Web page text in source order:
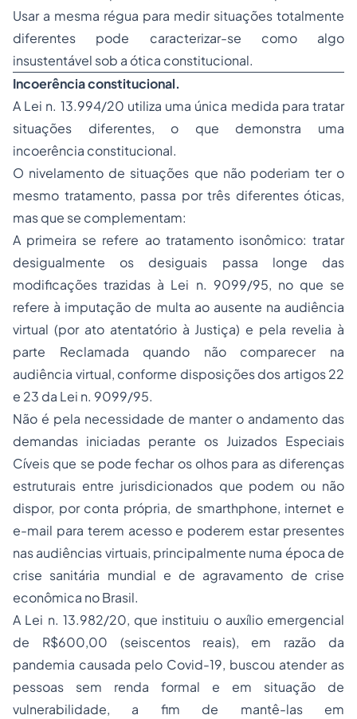
Usar a mesma régua para medir situações totalmente
diferentes pode caracterizar-se como algo
insustentável sob a ótica constitucional.
Incoerência constitucional.
A Lei n. 13.994/20 utiliza uma única medida para tratar
situações diferentes, o que demonstra uma
incoerência constitucional.
O nivelamento de situações que não poderiam ter o
mesmo tratamento, passa por três diferentes óticas,
mas que se complementam:
A primeira se refere ao tratamento isonômico: tratar
desigualmente os desiguais passa longe das
modificações trazidas à Lei n. 9099/95, no que se
refere à imputação de multa ao ausente na audiência
virtual (por ato atentatório à Justiça) e pela revelia à
parte Reclamada quando não comparecer na
audiência virtual, conforme disposições dos artigos 22
e 23 da Lei n. 9099/95.
Não é pela necessidade de manter o andamento das
demandas iniciadas perante os Juizados Especiais
Cíveis que se pode fechar os olhos para as diferenças
estruturais entre jurisdicionados que podem ou não
dispor, por conta própria, de smarthphone, internet e
e-mail para terem acesso e poderem estar presentes
nas audiências virtuais, principalmente numa época de
crise sanitária mundial e de agravamento de crise
econômica no Brasil.
A Lei n. 13.982/20, que instituiu o auxílio emergencial
de R$600,00 (seiscentos reais), em razão da
pandemia causada pelo Covid-19, buscou atender as
pessoas sem renda formal e em situação de
vulnerabilidade, a fim de mantê-las em